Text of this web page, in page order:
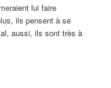
lui faire
ils pensent à se
aussi, ils sont très à